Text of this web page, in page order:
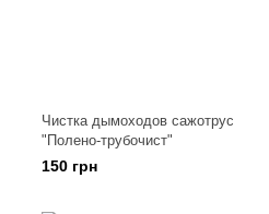
Чистка дымоходов сажотрус
"Полено-трубочист"
150 грн